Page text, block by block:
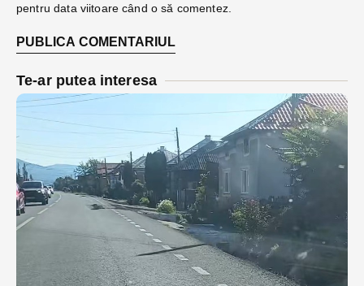
pentru data viitoare când o să comentez.
Te-ar putea interesa